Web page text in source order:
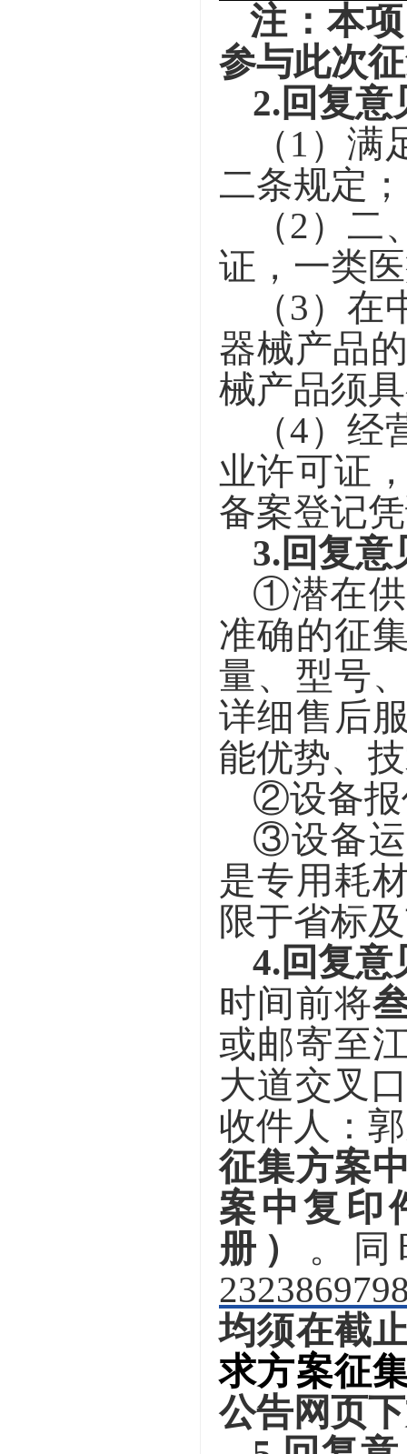
注：本
参与此次
2. 回复
（ 1 ）满
二条规定；
（2 ）二
证，一类
（3 ）在
器械产品
械产品须
（4）经
业许可证
备案登记
3. 回复意
①潜在
准确的征
量、型号
详细售后
能优势、
②设备报
③设备运
是专用耗
限于省标
4. 回复意
时间前将
或邮寄至
大道交叉
收件人：
征集方案
案中复印
册） 。
均须在截
求方案征
公告网页